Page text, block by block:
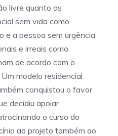
livre quanto os
sem vida como
e a pessoa sem urgência
e irreais como
de acordo com o
modelo residencial
conquistou o favor
decidiu apoiar
o curso do
ao projeto também ao